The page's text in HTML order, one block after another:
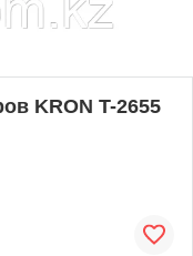
KRON T-2655